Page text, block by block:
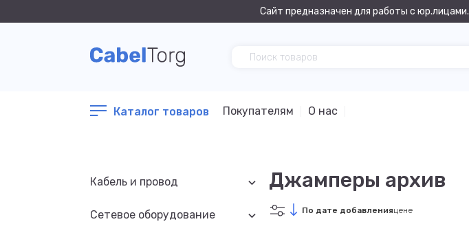
Сайт предназначен для работы с юр.лицами.
Каталог товаров Покупателям О нас
Кабель и провод
Сетевое оборудование
Джамперы архив
По дате добавленияцене